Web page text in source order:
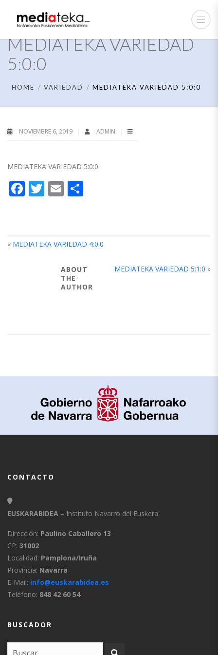
MEDIATEKA VARIEDAD
5:0:0
HOME VARIEDAD MEDIATEKA VARIEDAD 5:0:0
NOVIEMBRE 6, 2019 ADMIN
MEDIATEKA VARIEDAD 5:0:0
Facebook
Twitter
Email
« MEDIATEKA VARIEDAD 4:0:0
MEDIATEKA VARIEDAD 5:1:0 »
ABOUT
THE
AUTHOR
CONTACTO
EUSKARABIDEA – Instituto Navarro del Euskera
Dirección: Paulino Caballero 13
CP: 31002
Localidad: Pamplona/Iruña
Provincia: Navarra
E-Mail: info@euskarabidea.es
Teléfono: 848 42 60 54
BUSCADOR